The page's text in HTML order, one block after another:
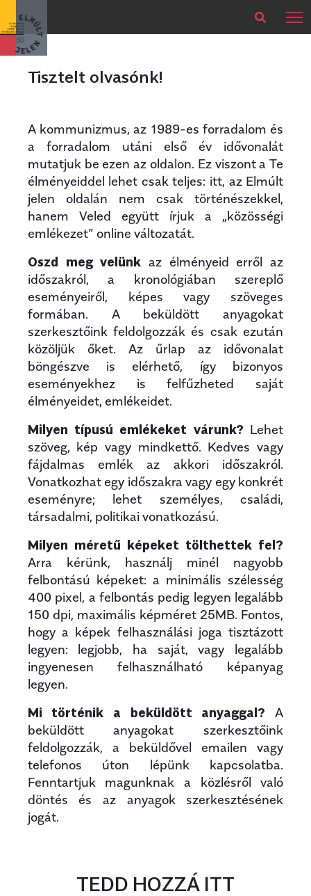
×
Tisztelt olvasónk!
A kommunizmus, az 1989-es forradalom és
a forradalom utáni első év idővonalát
mutatjuk be ezen az oldalon. Ez viszont a Te
élményeiddel lehet csak teljes: itt, az Elmúlt
jelen oldalán nem csak történészekkel,
hanem Veled együtt írjuk a „közösségi
emlékezet” online változatát.
Oszd meg velünk az élményeid erről az
időszakról, a kronológiában szereplő
eseményeiről, képes vagy szöveges
formában. A beküldött anyagokat
szerkesztőink feldolgozzák és csak ezután
közöljük őket. Az űrlap az idővonalat
böngészve is elérhető, így bizonyos
eseményekhez is felfűzheted saját
élményeidet, emlékeidet.
Milyen típusú emlékeket várunk? Lehet
szöveg, kép vagy mindkettő. Kedves vagy
fájdalmas emlék az akkori időszakról.
Vonatkozhat egy időszakra vagy egy konkrét
eseményre; lehet személyes, családi,
társadalmi, politikai vonatkozású.
Milyen méretű képeket tölthettek fel?
Arra kérünk, használj minél nagyobb
felbontású képeket: a minimális szélesség
400 pixel, a felbontás pedig legyen legalább
150 dpi, maximális képméret 25MB. Fontos,
hogy a képek felhasználási joga tisztázott
legyen: legjobb, ha saját, vagy legalább
ingyenesen felhasználható képanyag
legyen.
Mi történik a beküldött anyaggal? A
beküldött anyagokat szerkesztőink
feldolgozzák, a beküldővel emailen vagy
telefonos úton lépünk kapcsolatba.
Fenntartjuk magunknak a közlésről való
döntés és az anyagok szerkesztésének
jogát.
TEDD HOZZÁ ITT